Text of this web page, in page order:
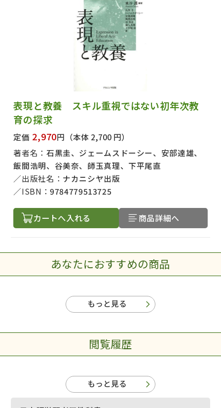
表現と教養 スキル重視ではない初年次教
育の探求
定価 2,970円 （本体 2,700 円）
著者名： 石黒圭、ジェームスドーシー、安部達雄、
飯間浩明、谷美奈、師玉真理、下平尾直
出版社名： ナカニシヤ出版
ISBN：9784779513725
カートへ入れる 商品詳細へ
あなたにおすすめの商品
もっと見る
閲覧履歴
もっと見る